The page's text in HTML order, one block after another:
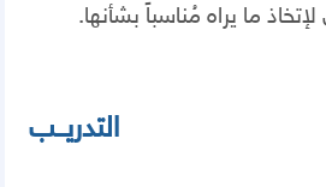
لإتخاذ ما يراه مُناسباً بشأنها.
التدريــب